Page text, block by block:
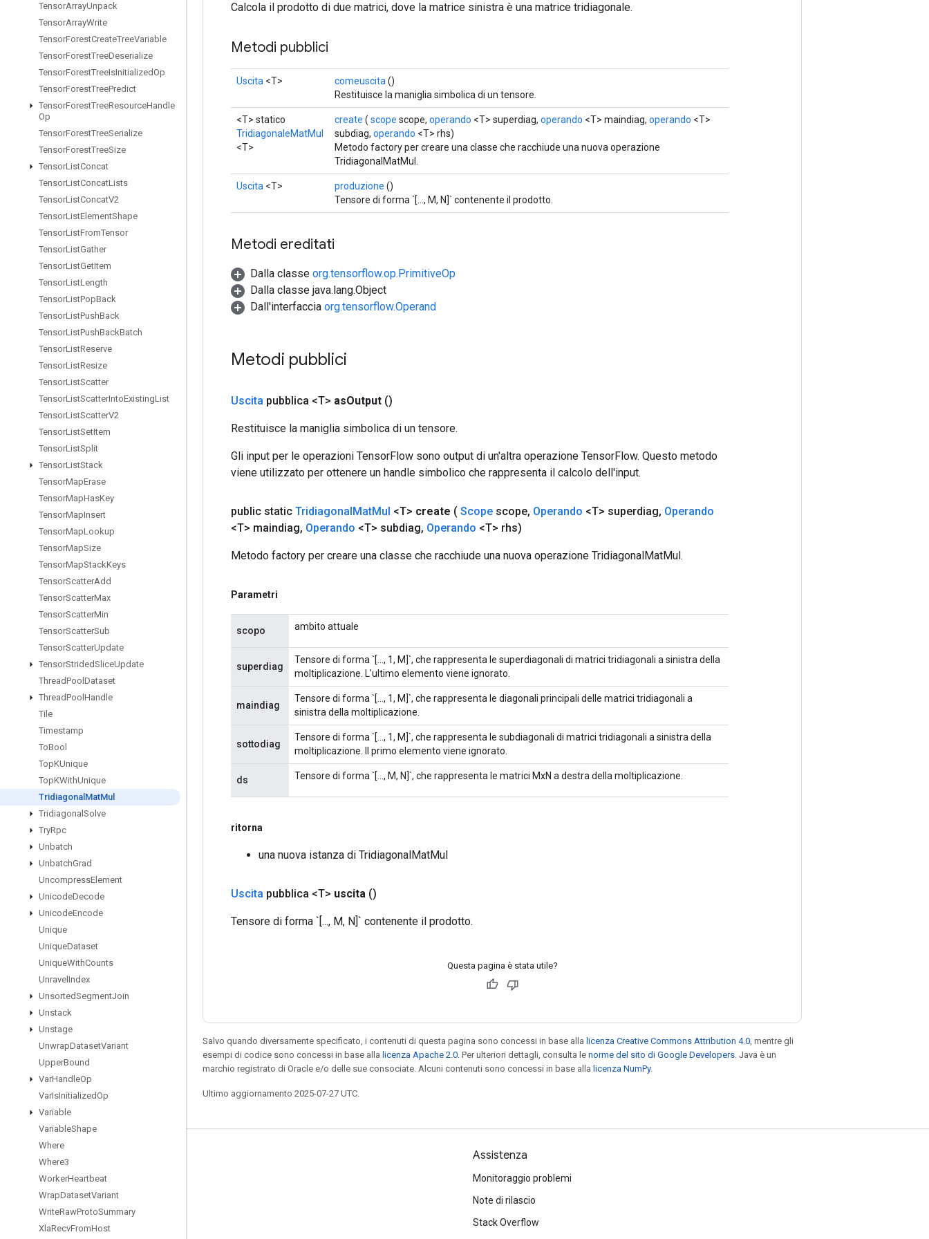
TensorArrayUnpack
TensorArrayWrite
TensorForestCreateTreeVariable
TensorForestTreeDeserialize
TensorForestTreeIsInitializedOp
TensorForestTreePredict
TensorForestTreeResourceHandle
Op
TensorForestTreeSerialize
TensorForestTreeSize
TensorListConcat
TensorListConcatLists
TensorListConcatV2
TensorListElementShape
TensorListFromTensor
TensorListGather
TensorListGetItem
TensorListLength
TensorListPopBack
TensorListPushBack
TensorListPushBackBatch
TensorListReserve
TensorListResize
TensorListScatter
TensorListScatterIntoExistingList
TensorListScatterV2
TensorListSetItem
TensorListSplit
TensorListStack
TensorMapErase
TensorMapHasKey
TensorMapInsert
TensorMapLookup
TensorMapSize
TensorMapStackKeys
TensorScatterAdd
TensorScatterMax
TensorScatterMin
TensorScatterSub
TensorScatterUpdate
TensorStridedSliceUpdate
ThreadPool Dataset
ThreadPool Handle
Tile
Timestamp
ToBool
TopKUnique
TopKWithUnique
Tridiagonal MatMul
Tridiagonal Solve
TryRpc
Unbatch
UnbatchGrad
UncompressElement
UnicodeDecode
UnicodeEncode
Unique
UniqueDataset
UniqueWithCounts
Unravel Index
UnsortedSegmentJoin
Unstack
Unstage
UnwrapDatasetVariant
UpperBound
VarHandleOp
VarIsInitializedOp
Variable
VariableShape
Where
Where3
WorkerHeartbeat
WrapDatasetVariant
WriteRawProtoSummary
XlaRecvFromHost
Calcola il prodotto di due matrici, dove la matrice sinistra è una matrice tridiagonale.
Metodi pubblici
Uscita <T> comeuscita ()
Restituisce la maniglia simbolica di un tensore.
<T> statico
TridiagonaleMatMul
<T>
create ( scope scope, operando <T> superdiag, operando <T> maindiag, operando <T>
subdiag, operando <T> rhs)
Metodo factory per creare una classe che racchiude una nuova operazione
TridiagonalMatMul.
Uscita <T> produzione ()
Tensore di forma `[..., M, N]` contenente il prodotto.
Metodi ereditati
Dalla classe org.tensorflow.op.PrimitiveOp
Dalla classe java.lang.Object
Dall'interfaccia org.tensorflow.Operand
Metodi pubblici
Uscita pubblica <T> asOutput ()
Restituisce la maniglia simbolica di un tensore.
Gli input per le operazioni TensorFlow sono output di un'altra operazione TensorFlow. Questo metodo
viene utilizzato per ottenere un handle simbolico che rappresenta il calcolo dell'input.
public static TridiagonalMatMul <T> create ( Scope scope, Operando <T> superdiag, Operando
<T> maindiag, Operando <T> subdiag, Operando <T> rhs)
Metodo factory per creare una classe che racchiude una nuova operazione TridiagonalMatMul.
Parametri
scopo ambito attuale
superdiag
Tensore di forma `[..., 1, M]`, che rappresenta le superdiagonali di matrici tridiagonali a sinistra della
moltiplicazione. L'ultimo elemento viene ignorato.
maindiag
Tensore di forma `[..., 1, M]`, che rappresenta le diagonali principali delle matrici tridiagonali a
sinistra della moltiplicazione.
sottodiag
Tensore di forma `[..., 1, M]`, che rappresenta le subdiagonali di matrici tridiagonali a sinistra della
moltiplicazione. Il primo elemento viene ignorato.
ds Tensore di forma `[..., M, N]`, che rappresenta le matrici MxN a destra della moltiplicazione.
ritorna
una nuova istanza di TridiagonalMatMul
Uscita pubblica <T> uscita ()
Tensore di forma `[..., M, N]` contenente il prodotto.
Questa pagina è stata utile?
Salvo quando diversamente specificato, i contenuti di questa pagina sono concessi in base alla licenza Creative Commons Attribution 4.0 , mentre gli
esempi di codice sono concessi in base alla licenza Apache 2.0 . Per ulteriori dettagli, consulta le norme del sito di Google Developers . Java è un
marchio registrato di Oracle e/o delle sue consociate. Alcuni contenuti sono concessi in base alla licenza NumPy.
Ultimo aggiornamento 2025-07-27 UTC.
Resta connesso
Forum
GitHub
Assistenza
Monitoraggio problemi
Note di rilascio
Stack Overflow